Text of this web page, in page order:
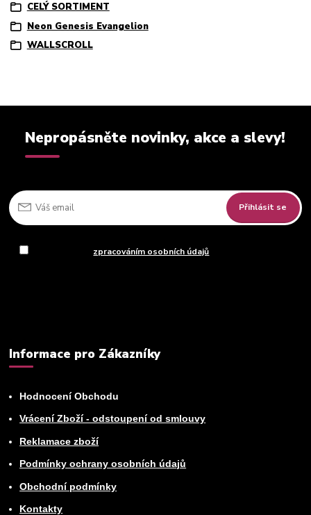
CELÝ SORTIMENT
Neon Genesis Evangelion
WALLSCROLL
Nepropásněte novinky, akce a slevy!
Přihlásit se
zpracováním osobních údajů
Informace pro Zákazníky
Hodnocení Obchodu
Vrácení Zboží - odstoupení od smlouvy
Reklamace zboží
Podmínky ochrany osobních údajů
Obchodní podmínky
Kontakty